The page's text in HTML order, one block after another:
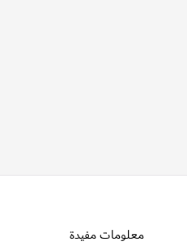
معلومات مفيدة